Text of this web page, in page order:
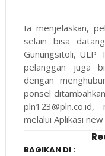
Ia menjelaskan,
selain bisa
Gunungsitoli, ULP
pelanggan juga
dengan
ponsel
melalui Aplikasi
BAGIKAN DI :